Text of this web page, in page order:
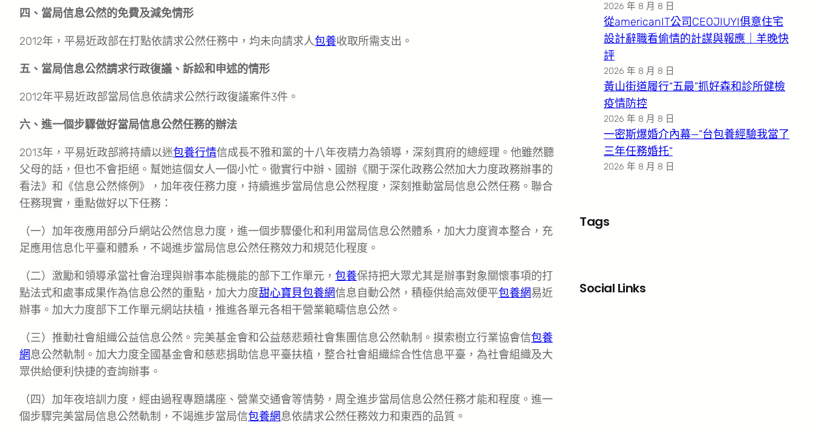
四、當局信息公然的免費及減免情形
2012年，平易近政部在打點依請求公然任務中，均未向請求人包養收取所需支出。
五、當局信息公然請求行政復議、訴訟和申述的情形
2012年平易近政部當局信息依請求公然行政復議案件3件。
六、進一個步驟做好當局信息公然任務的辦法
2013年，平易近政部將持續以迷包養行情信成長不雅和黨的十八年夜精力為領導，深刻貫府的總經理。他雖然聽
父母的話，但也不會拒絕。幫她這個女人一個小忙。徹實行中辦、國辦《關于深化政務公然加大力度政務辦事的
看法》和《信息公然條例》，加年夜任務力度，持續進步當局信息公然程度，深刻推動當局信息公然任務。聯合
任務現實，重點做好以下任務：
（一）加年夜應用部分戶網站公然信息力度，進一個步驟優化和利用當局信息公然體系，加大力度資本整合，充
足應用信息化平臺和體系，不竭進步當局信息公然任務效力和規范化程度。
（二）激勵和領導承當社會治理與辦事本能機能的部下工作單元， 包養保持把大眾尤其是辦事對象關懷事項的打
點法式和處事成果作為信息公然的重點，加大力度甜心寶貝包養網信息自動公然，積極供給高效便平包養網易近
辦事。加大力度部下工作單元網站扶植，推進各單元各相干營業範疇信息公然。
（三）推動社會組織公益信息公然。完美基金會和公益慈悲類社會集團信息公然軌制。摸索樹立行業協會信包養
網息公然軌制。加大力度全國基金會和慈悲捐助信息平臺扶植，整合社會組織綜合性信息平臺，為社會組織及大
眾供給便利快捷的查詢辦事。
（四）加年夜培訓力度，經由過程專題講座、營業交通會等情勢，周全進步當局信息公然任務才能和程度。進一
個步驟完美當局信息公然軌制，不竭進步當局信包養網息依請求公然任務效力和東西的品質。
2026 年 8 月 8 日
從americanIT公司CEOJIUYI俱意住宅
設計辭職看偷情的計謀與報應｜羊晚快
評
2026 年 8 月 8 日
黃山街道履行“五最”抓好森和診所健檢
疫情防控
2026 年 8 月 8 日
一密斯爆婚介內幕—”台包養經驗我當了
三年任務婚托”
2026 年 8 月 8 日
Tags
Social Links